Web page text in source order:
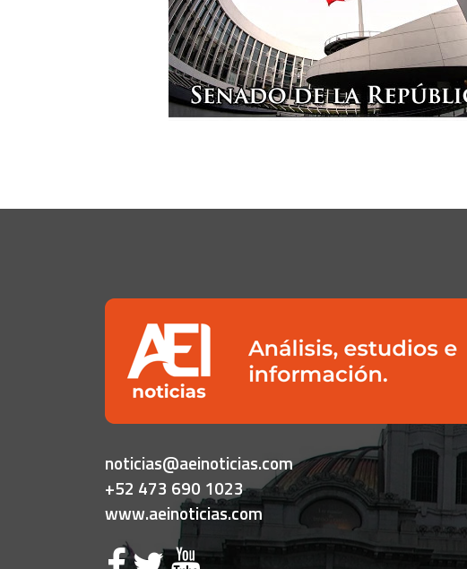
noticias@aeinoticias.com
+52 473 690 1023
www.aeinoticias.com